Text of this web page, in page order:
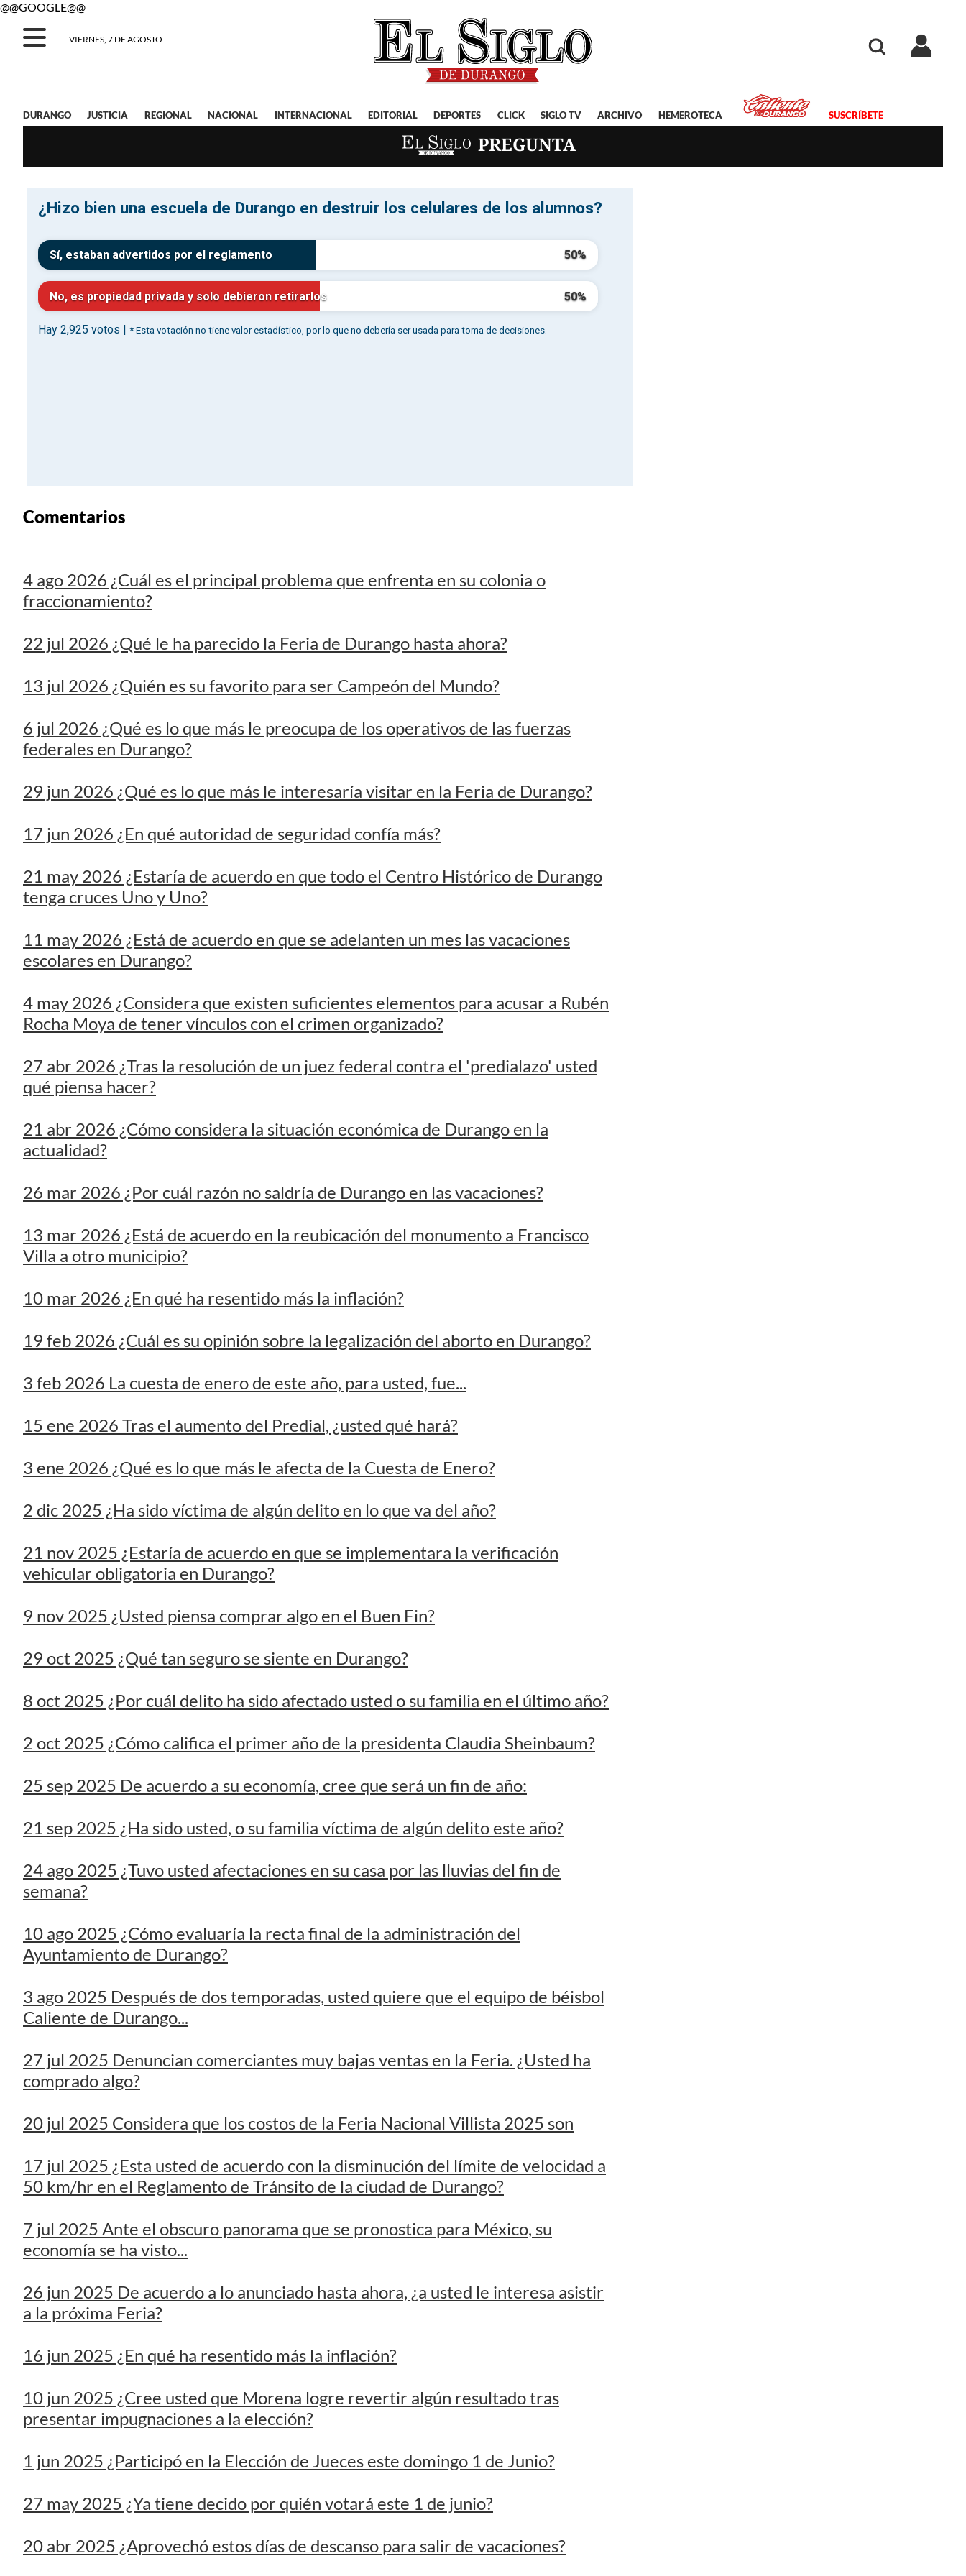
@@GOOGLE@@
VIERNES, 7 DE AGOSTO
DURANGO JUSTICIA REGIONAL NACIONAL INTERNACIONAL EDITORIAL DEPORTES CLICK SIGLO TV ARCHIVO HEMEROTECA SUSCRÍBETE
EL SIGLO PREGUNTA
fraccionamiento?
13 jul 2026 ¿Quién es su favorito para ser Campeón del Mundo?
6 jul 2026 ¿Qué es lo que más le preocupa de los operativos de las fuerzas
federales en Durango?
29 jun 2026 ¿Qué es lo que más le interesaría visitar en la Feria de Durango?
17 jun 2026 ¿En qué autoridad de seguridad confía más?
21 may 2026 ¿Estaría de acuerdo en que todo el Centro Histórico de Durango
tenga cruces Uno y Uno?
11 may 2026 ¿Está de acuerdo en que se adelanten un mes las vacaciones
escolares en Durango?
4 may 2026 ¿Considera que existen suficientes elementos para acusar a Rubén
Rocha Moya de tener vínculos con el crimen organizado?
27 abr 2026 ¿Tras la resolución de un juez federal contra el 'predialazo' usted
qué piensa hacer?
21 abr 2026 ¿Cómo considera la situación económica de Durango en la
actualidad?
26 mar 2026 ¿Por cuál razón no saldría de Durango en las vacaciones?
13 mar 2026 ¿Está de acuerdo en la reubicación del monumento a Francisco
Villa a otro municipio?
10 mar 2026 ¿En qué ha resentido más la inflación?
19 feb 2026 ¿Cuál es su opinión sobre la legalización del aborto en Durango?
3 feb 2026 La cuesta de enero de este año, para usted, fue...
15 ene 2026 Tras el aumento del Predial, ¿usted qué hará?
3 ene 2026 ¿Qué es lo que más le afecta de la Cuesta de Enero?
2 dic 2025 ¿Ha sido víctima de algún delito en lo que va del año?
21 nov 2025 ¿Estaría de acuerdo en que se implementara la verificación
vehicular obligatoria en Durango?
9 nov 2025 ¿Usted piensa comprar algo en el Buen Fin?
29 oct 2025 ¿Qué tan seguro se siente en Durango?
8 oct 2025 ¿Por cuál delito ha sido afectado usted o su familia en el último año?
2 oct 2025 ¿Cómo califica el primer año de la presidenta Claudia Sheinbaum?
25 sep 2025 De acuerdo a su economía, cree que será un fin de año:
21 sep 2025 ¿Ha sido usted, o su familia víctima de algún delito este año?
24 ago 2025 ¿Tuvo usted afectaciones en su casa por las lluvias del fin de
semana?
10 ago 2025 ¿Cómo evaluaría la recta final de la administración del
Ayuntamiento de Durango?
3 ago 2025 Después de dos temporadas, usted quiere que el equipo de béisbol
Caliente de Durango...
27 jul 2025 Denuncian comerciantes muy bajas ventas en la Feria. ¿Usted ha
comprado algo?
20 jul 2025 Considera que los costos de la Feria Nacional Villista 2025 son
17 jul 2025 ¿Esta usted de acuerdo con la disminución del límite de velocidad a
50 km/hr en el Reglamento de Tránsito de la ciudad de Durango?
7 jul 2025 Ante el obscuro panorama que se pronostica para México, su
economía se ha visto...
26 jun 2025 De acuerdo a lo anunciado hasta ahora, ¿a usted le interesa asistir
a la próxima Feria?
16 jun 2025 ¿En qué ha resentido más la inflación?
10 jun 2025 ¿Cree usted que Morena logre revertir algún resultado tras
presentar impugnaciones a la elección?
1 jun 2025 ¿Participó en la Elección de Jueces este domingo 1 de Junio?
27 may 2025 ¿Ya tiene decido por quién votará este 1 de junio?
20 abr 2025 ¿Aprovechó estos días de descanso para salir de vacaciones?
3 abr 2025 ¿Crees que se debería repetir la elección de la FEUD ante las
anomalías registradas?
26 mar 2025 ¿Ha tenido problemas en su salud por la mala calidad del aire?